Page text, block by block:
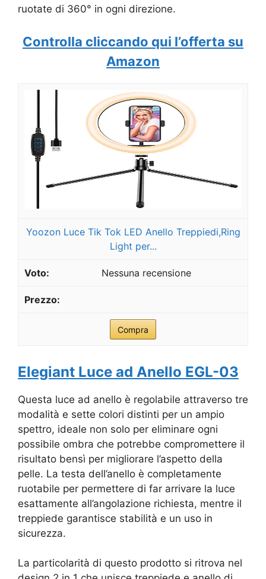
ruotate di 360° in ogni direzione.
Controlla cliccando qui l’offerta su
Amazon
Yoozon Luce Tik Tok LED Anello Treppiedi,Ring
Light per...
Nessuna recensione
Compra
Elegiant Luce ad Anello EGL-03
Questa luce ad anello è regolabile attraverso tre
modalità e sette colori distinti per un ampio
spettro, ideale non solo per eliminare ogni
possibile ombra che potrebbe compromettere il
risultato bensì per migliorare l’aspetto della
pelle. La testa dell’anello è completamente
ruotabile per permettere di far arrivare la luce
esattamente all’angolazione richiesta, mentre il
treppiede garantisce stabilità e un uso in
sicurezza.
La particolarità di questo prodotto si ritrova nel